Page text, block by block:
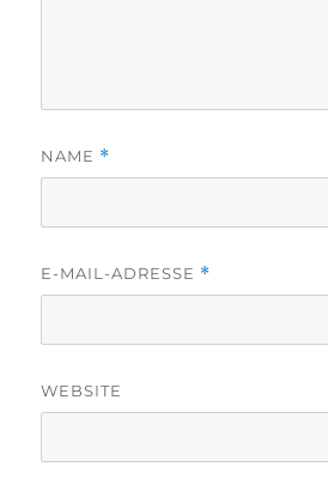
NAME *
E-MAIL-ADRESSE *
WEBSITE